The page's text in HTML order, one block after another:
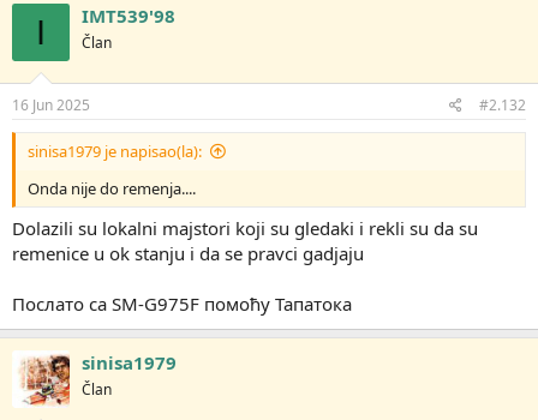
I IMT539'98
Član
16 Jun 2025 #2.132
sinisa1979 je napisao(la):
Onda nije do remenja....
Dolazili su lokalni majstori koji su gledaki i rekli su da su
remenice u ok stanju i da se pravci gadjaju
Послато са SM-G975F помоћу Тапатока
sinisa1979
Član